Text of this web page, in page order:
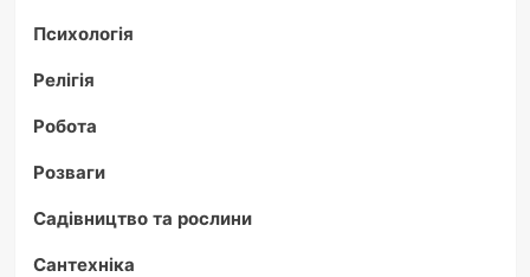
Психологія
Релігія
Робота
Розваги
Садівництво та рослини
Сантехніка